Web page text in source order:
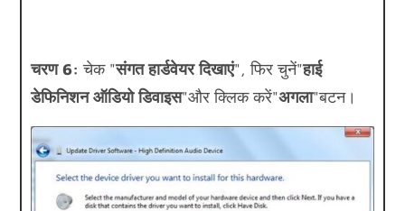
चरण 6: चेक "संगत हार्डवेयर दिखाएं", फिर चुनें"हाई
डेफिनिशन ऑडियो डिवाइस"और क्लिक करें"अगला"बटन।